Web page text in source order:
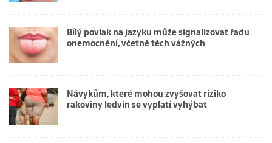
Bílý povlak na jazyku může signalizovat řadu
onemocnění, včetně těch vážných
Návykům, které mohou zvyšovat riziko
rakoviny ledvin se vyplatí vyhýbat